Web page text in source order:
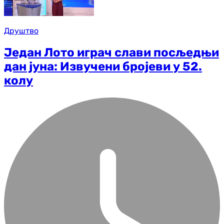
Друштво
Један Лото играч слави посљедњи
дан јуна: Извучени бројеви у 52.
колу